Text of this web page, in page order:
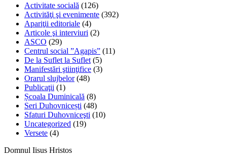
Activitate socială (126)
Activităţi şi evenimente (392)
Apariţii editoriale (4)
Articole şi interviuri (2)
ASCO (29)
Centrul social ”Agapis” (11)
De la Suflet la Suflet (5)
Manifestări ştiinţifice (3)
Orarul slujbelor(48)
Publicaţii (1)
Școala Duminicală (8)
Seri Duhovnicești (48)
Sfaturi Duhovniceşti (10)
Uncategorized (19)
Versete (4)
Domnul Iisus Hristos